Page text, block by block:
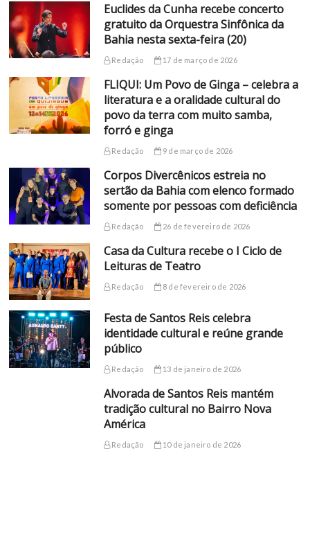
Euclides da Cunha recebe concerto
gratuito da Orquestra Sinfônica da
Bahia nesta sexta-feira (20)
Redação 17 de março de 2026
FLIQUI: Um Povo de Ginga – celebra a
literatura e a oralidade cultural do
povo da terra com muito samba,
forró e ginga
Redação 9 de março de 2026
Corpos Divercênicos estreia no
sertão da Bahia com elenco formado
somente por pessoas com deficiência
Redação 26 de fevereiro de 2026
Casa da Cultura recebe o I Ciclo de
Leituras de Teatro
Redação 8 de fevereiro de 2026
Festa de Santos Reis celebra
identidade cultural e reúne grande
público
Redação 13 de janeiro de 2026
Alvorada de Santos Reis mantém
tradição cultural no Bairro Nova
América
Redação 10 de janeiro de 2026